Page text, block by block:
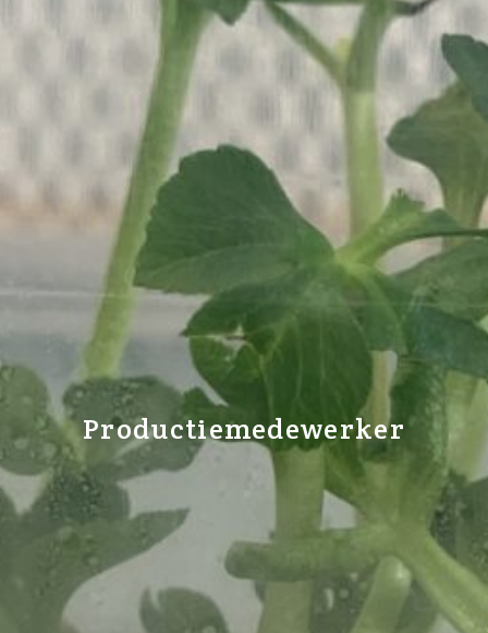
Productiemedewerker